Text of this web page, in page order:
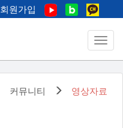
회원가입
커뮤니티 영상자료